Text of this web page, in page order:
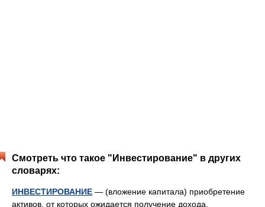
Смотреть что такое "Инвестирование" в других
словарях:
ИНВЕСТИРОВАНИЕ — (вложение капитала) приобретение
активов, от которых ожидается получение дохода,